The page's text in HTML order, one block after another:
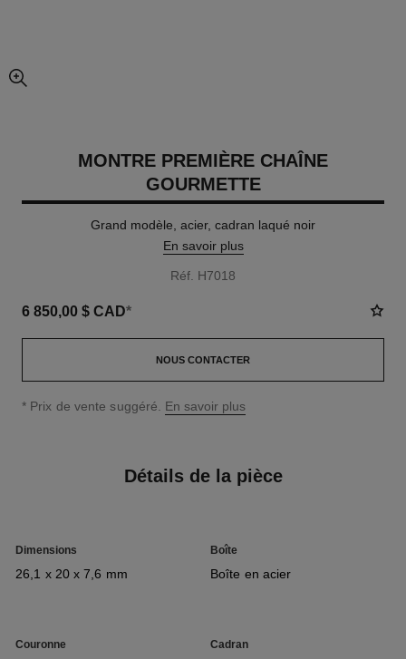
agrandissement
MONTRE PREMIÈRE CHAÎNE
GOURMETTE
Grand modèle, acier, cadran laqué noir
En savoir plus
Réf. H7018
6 850,00 $ CAD*
NOUS CONTACTER
↩
* Prix de vente suggéré. En savoir plus
Détails de la pièce
Dimensions
26,1 x 20 x 7,6 mm
Boîte
Boîte en acier
Couronne Cadran